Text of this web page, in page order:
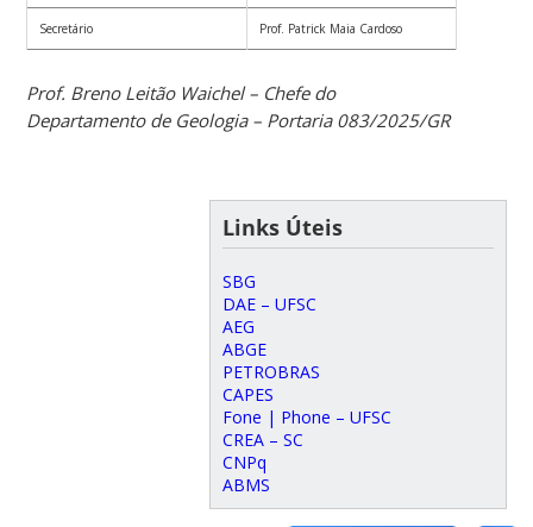
Secretário Prof. Patrick Maia Cardoso
Prof. Breno Leitão Waichel – Chefe do
Departamento de Geologia – Portaria 083/2025/GR
Links Úteis
SBG
DAE – UFSC
AEG
ABGE
PETROBRAS
CAPES
Fone | Phone – UFSC
CREA – SC
CNPq
ABMS